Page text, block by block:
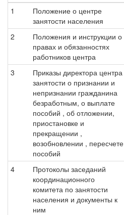
1
Положение о центре
занятости населения
2
Положения и инструкции о
правах и обязанностях
работников центра
3
Приказы директора центра
занятости о признании и
непризнании гражданина
безработным, о выплате
пособий , об отложении,
приостановке и
прекращении ,
возобновлении , пересчете
пособий
4
Протоколы заседаний
координационного
комитета по занятости
населения и документы к
ним